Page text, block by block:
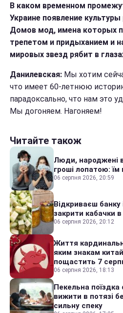
В каком временном
Украине появление
Домов мод, имена которых
трепетом и придыханием и
мировых звезд рябит в
Данилевская: Мы хотим
что имеет 60-летнюю
парадоксально, что нам это
Мы догоняем. Нагоняем!
Читайте також
Люди, народжені
гроші лопатою:
06 серпня 2026, 20:59
Відкриваєш банку
закрити кабачки в
06 серпня 2026, 20:12
Життя
яким знакам
пощастить 7
06 серпня 2026, 18:13
Пекельна
вижити в потязі
сильну спеку